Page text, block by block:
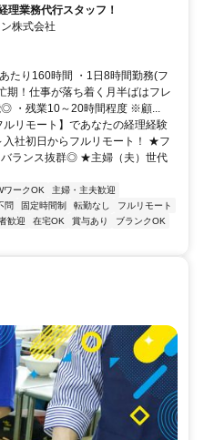
理業務代行スタッフ！
株式会社
たり160時間 ・1日8時間勤務(フ
！仕事が落ち着く月半ばはフレ
◎ ・残業10～20時間程度 ※顧...
リモート】であなたの経理経験
社初日からフルリモート！ ★フ
バランス抜群◎ ★主婦（夫）世代
ワークOK
主婦・主夫歓迎
問 固定時間制 転勤なし
フルリモート
歓迎 在宅OK 賞与あり
ブランクOK